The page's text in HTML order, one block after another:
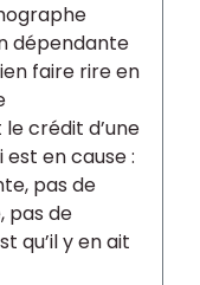
dépendante
faire rire en
crédit d’une
en cause :
pas de
pas de
qu’il y en ait